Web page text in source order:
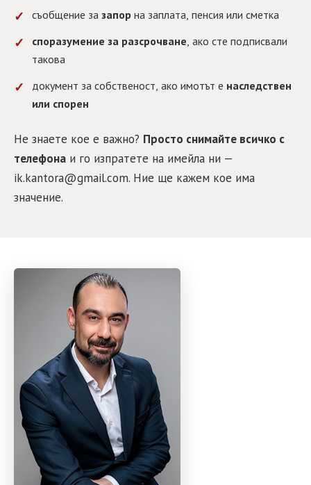
съобщение за запор на заплата, пенсия или сметка
споразумение за разсрочване, ако сте подписвали
такова
документ за собственост, ако имотът е наследствен
или спорен
Не знаете кое е важно? Просто снимайте всичко с
телефона и го изпратете на имейла ни —
ik.kantora@gmail.com. Ние ще кажем кое има
значение.